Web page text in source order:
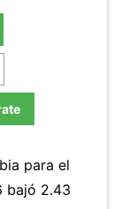
para el
bajó 2.43